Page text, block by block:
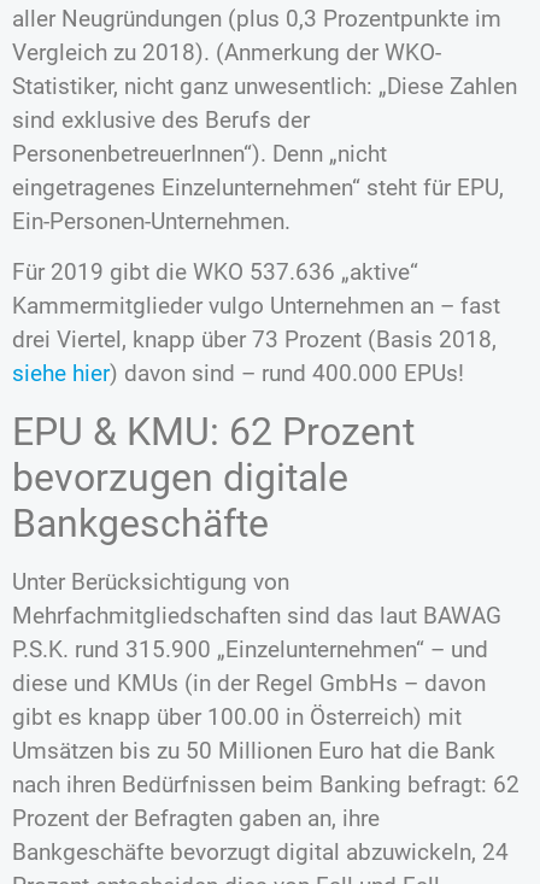
aller Neugründungen (plus 0,3 Prozentpunkte im
Vergleich zu 2018). (Anmerkung der WKO-
Statistiker, nicht ganz unwesentlich: „Diese Zahlen
sind exklusive des Berufs der
PersonenbetreuerInnen“). Denn „nicht
eingetragenes Einzelunternehmen“ steht für EPU,
Ein-Personen-Unternehmen.
Für 2019 gibt die WKO 537.636 „aktive“
Kammermitglieder vulgo Unternehmen an – fast
drei Viertel, knapp über 73 Prozent (Basis 2018,
siehe hier) davon sind – rund 400.000 EPUs!
EPU & KMU: 62 Prozent
bevorzugen digitale
Bankgeschäfte
Unter Berücksichtigung von
Mehrfachmitgliedschaften sind das laut BAWAG
P.S.K. rund 315.900 „Einzelunternehmen“ – und
diese und KMUs (in der Regel GmbHs – davon
gibt es knapp über 100.00 in Österreich) mit
Umsätzen bis zu 50 Millionen Euro hat die Bank
nach ihren Bedürfnissen beim Banking befragt: 62
Prozent der Befragten gaben an, ihre
Bankgeschäfte bevorzugt digital abzuwickeln, 24